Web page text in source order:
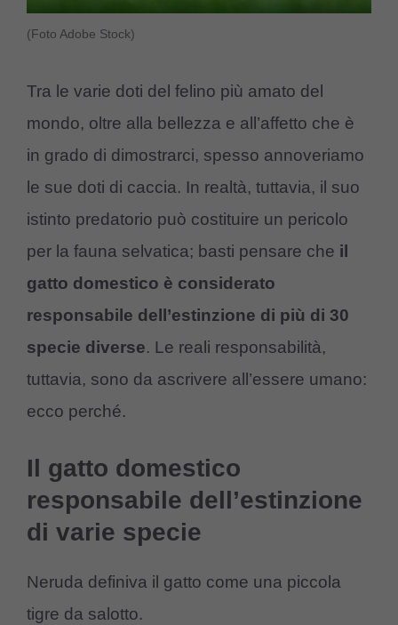
(Foto Adobe Stock)
Tra le varie doti del felino più amato del
mondo, oltre alla bellezza e all’affetto che è
in grado di dimostrarci, spesso annoveriamo
le sue doti di caccia. In realtà, tuttavia, il suo
istinto predatorio può costituire un pericolo
per la fauna selvatica; basti pensare che il
gatto domestico è considerato
responsabile dell’estinzione di più di 30
specie diverse. Le reali responsabilità,
tuttavia, sono da ascrivere all’essere umano:
ecco perché.
Il gatto domestico
responsabile dell’estinzione
di varie specie
Neruda definiva il gatto come una piccola
tigre da salotto.